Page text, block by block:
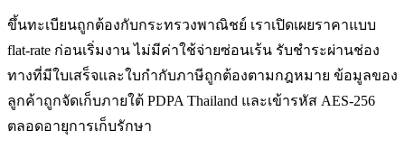
ขึ้นทะเบียนถูกต้องกับกระทรวงพาณิชย์ เราเปิดเผยราคาแบบ
flat-rate ก่อนเริ่มงาน ไม่มีค่าใช้จ่ายซ่อนเร้น รับชำระผ่านช่อง
ทางที่มีใบเสร็จและใบกำกับภาษีถูกต้องตามกฎหมาย ข้อมูลของ
ลูกค้าถูกจัดเก็บภายใต้ PDPA Thailand และเข้ารหัส AES-256
ตลอดอายุการเก็บรักษา